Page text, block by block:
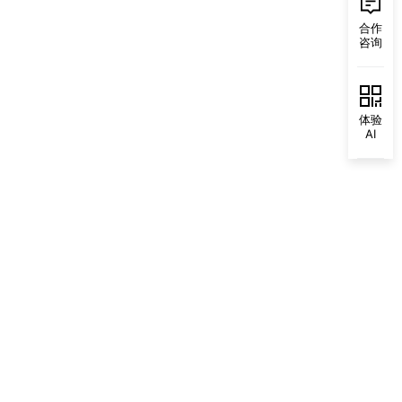
合作
咨询
体验
AI